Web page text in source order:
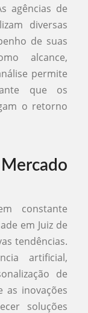
agências de
diversas
de suas
alcance,
permite
que os
o retorno
constante
em Juiz de
tendências.
artificial,
de
as inovações
soluções